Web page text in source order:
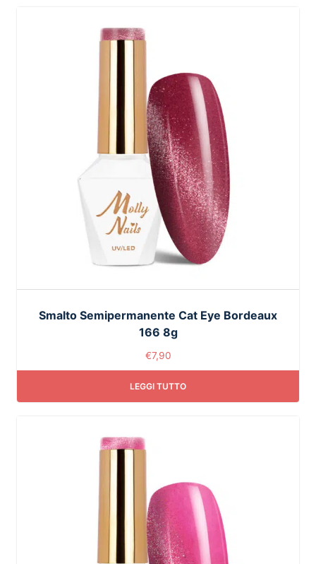
Smalto Semipermanente Cat Eye Bordeaux
166 8g
€7,90
LEGGI TUTTO